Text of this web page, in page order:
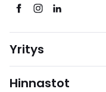
Yritys
Hinnastot